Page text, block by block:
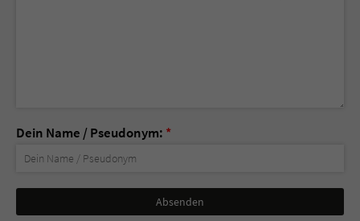
Dein Name / Pseudonym: *
Nicht
ausfüllen!